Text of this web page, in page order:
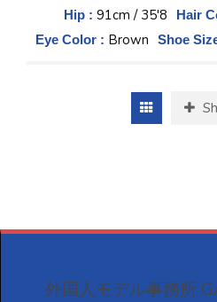
Hip : 91cm / 35'8 Hair
Eye Color : Brown Shoe
外国人モデル事務所